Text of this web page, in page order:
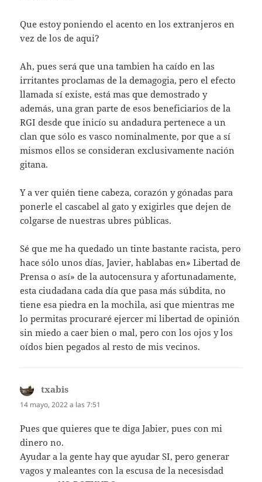
Que estoy poniendo el acento en los extranjeros en
vez de los de aqui?
Ah, pues será que una tambien ha caído en las
irritantes proclamas de la demagogia, pero el efecto
llamada sí existe, está mas que demostrado y
además, una gran parte de esos beneficiarios de la
RGI desde que inicío su andadura pertenece a un
clan que sólo es vasco nominalmente, por que a sí
mismos ellos se consideran exclusivamente nación
gitana.
Y a ver quién tiene cabeza, corazón y gónadas para
ponerle el cascabel al gato y exigirles que dejen de
colgarse de nuestras ubres públicas.
Sé que me ha quedado un tinte bastante racista, pero
hace sólo unos días, Javier, hablabas en» Libertad de
Prensa o así» de la autocensura y afortunadamente,
esta ciudadana cada día que pasa más súbdita, no
tiene esa piedra en la mochila, asi que mientras me
lo permitas procuraré ejercer mi libertad de opinión
sin miedo a caer bien o mal, pero con los ojos y los
oídos bien pegados al resto de mis vecinos.
txabis
14 mayo, 2022 a las 7:51
Pues que quieres que te diga Jabier, pues con mi
dinero no.
Ayudar a la gente hay que ayudar SI, pero generar
vagos y maleantes con la escusa de la necesisdad